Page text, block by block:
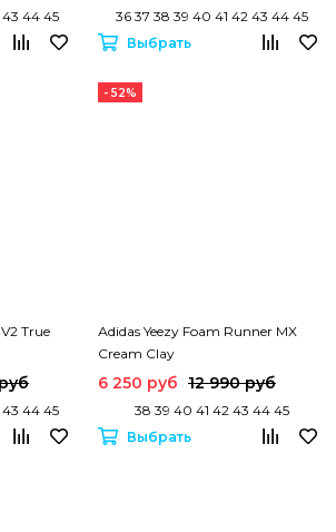
44 45
36 37 38 39 40 41 42 43 44 45
Выбрать
True
44 45
- 52%
Аdidas Yeezy Foam Runner MX
Cream Clay
6 250 руб 12 990 руб
38 39 40 41 42 43 44 45
Выбрать